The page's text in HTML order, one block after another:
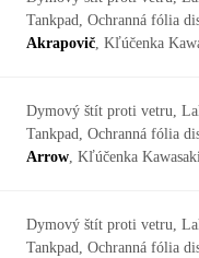
Tankpad, Ochranná fólia
Akrapovič, Kľúčenka
Dymový štít proti vetru,
Tankpad, Ochranná fólia
Arrow, Kľúčenka
Dymový štít proti vetru,
Tankpad, Ochranná fólia